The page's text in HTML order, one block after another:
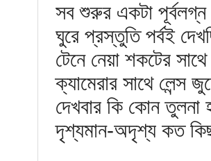
সব শুরুর একটা
ঘুরে প্রস্তুতি পর্বই
টেনে নেয়া শকটের
ক্যামেরার সাথে লেন্স
দেখবার কি কোন তুলনা
দৃশ্যমান-অদৃশ্য কত